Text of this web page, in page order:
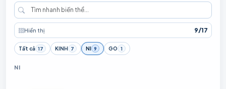
Hiển thị 9/17
Tất cả 17 KINH 7 NI 9 GO 1
NI